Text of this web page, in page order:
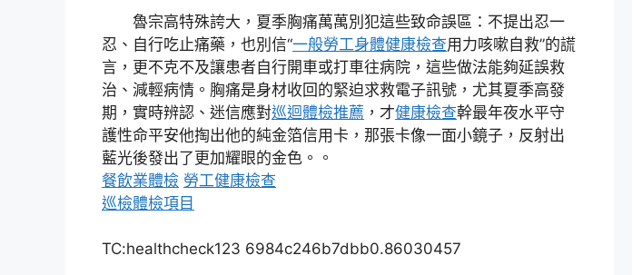
魯宗高特殊誇大，夏季胸痛萬萬別犯這些致命誤區：不提出忍一
忍、自行吃止痛藥，也別信“一般勞工身體健康檢查用力咳嗽自救”的謊
言，更不克不及讓患者自行開車或打車往病院，這些做法能夠延誤救
治、減輕病情。胸痛是身材收回的緊迫求救電子訊號，尤其夏季高發
期，實時辨認、迷信應對巡迴體檢推薦 ，才健康檢查幹最年夜水平守
護性命平安他掏出他的純金箔信用卡，那張卡像一面小鏡子，反射出
藍光後發出了更加耀眼的金色。。
餐飲業體檢 勞工健康檢查
巡檢體檢項目
TC:healthcheck123 6984c246b7dbb0.86030457